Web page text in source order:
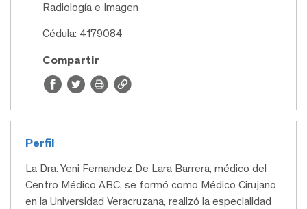
Radiología e Imagen
Cédula: 4179084
Compartir
Perfil
La Dra. Yeni Fernandez De Lara Barrera, médico del
Centro Médico ABC, se formó como Médico Cirujano
en la Universidad Veracruzana, realizó la especialidad